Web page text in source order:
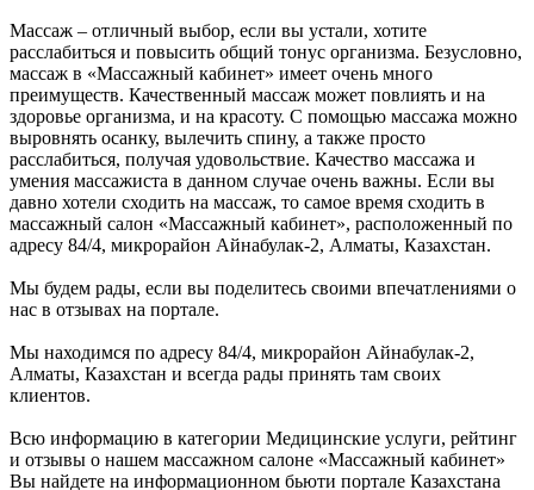
Массаж – отличный выбор, если вы устали, хотите
расслабиться и повысить общий тонус организма. Безусловно,
массаж в «Массажный кабинет» имеет очень много
преимуществ. Качественный массаж может повлиять и на
здоровье организма, и на красоту. С помощью массажа можно
выровнять осанку, вылечить спину, а также просто
расслабиться, получая удовольствие. Качество массажа и
умения массажиста в данном случае очень важны. Если вы
давно хотели сходить на массаж, то самое время сходить в
массажный салон «Массажный кабинет», расположенный по
адресу 84/4, микрорайон Айнабулак-2, Алматы, Казахстан.
Мы будем рады, если вы поделитесь своими впечатлениями о
нас в отзывах на портале.
Мы находимся по адресу 84/4, микрорайон Айнабулак-2,
Алматы, Казахстан и всегда рады принять там своих
клиентов.
Всю информацию в категории Медицинские услуги, рейтинг
и отзывы о нашем массажном салоне «Массажный кабинет»
Вы найдете на информационном бьюти портале Казахстана